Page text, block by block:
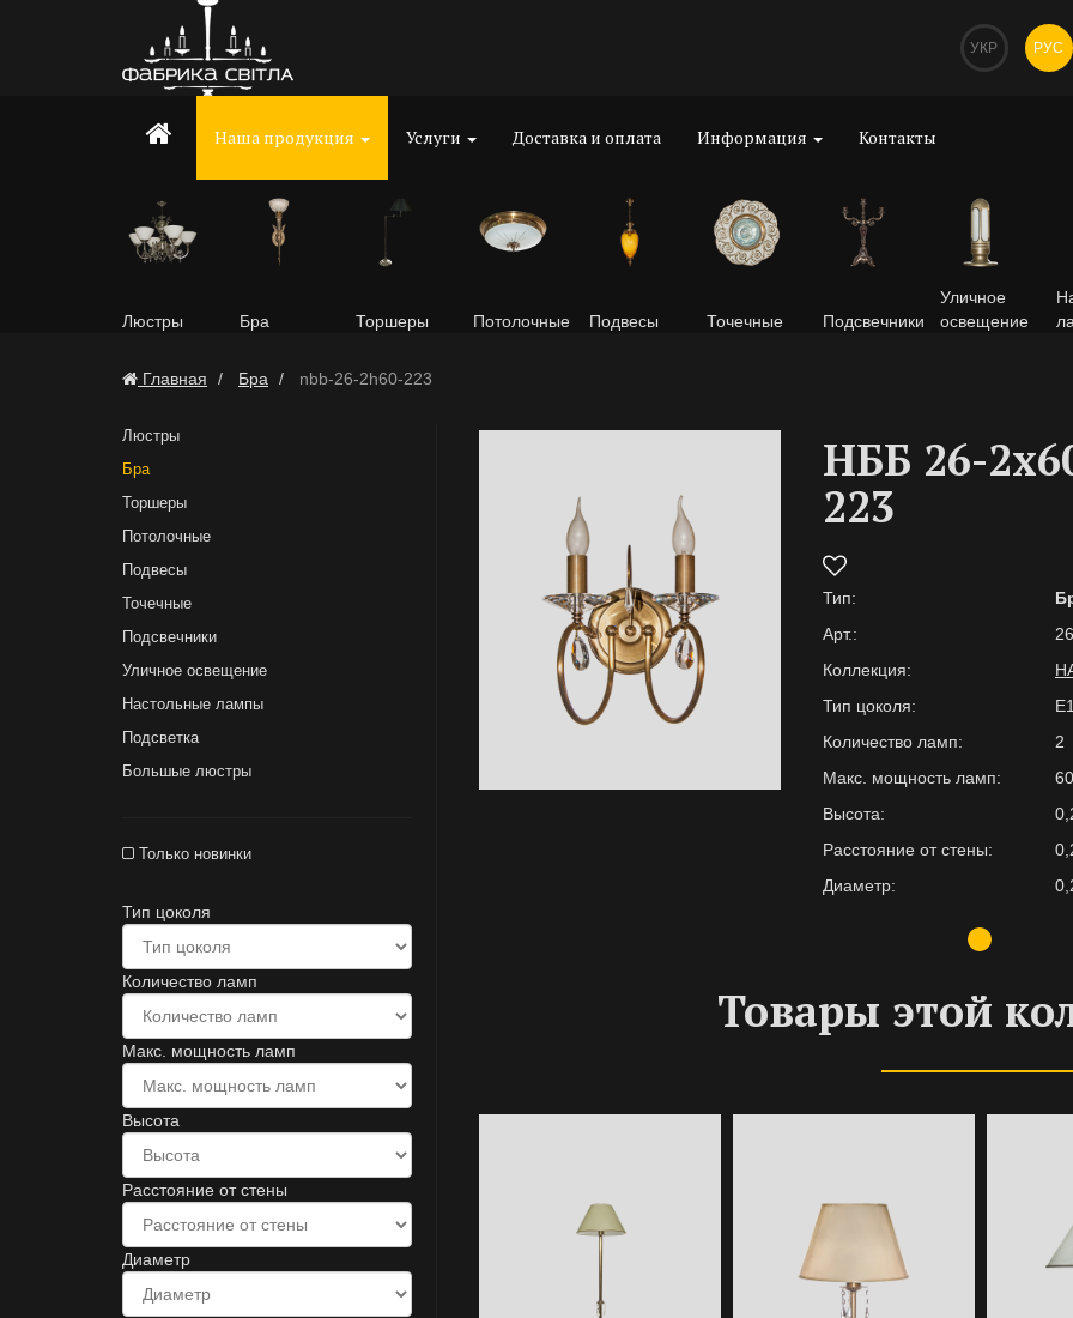
УКР РУС
Наша продукция Услуги Доставка и оплата Информация Контакты
Люстры Бра Торшеры Потолочные Подвесы Точечные Подсвечники
Уличное
освещение
Главная Бра nbb-26-2h60-223
Люстры
Бра
Торшеры
Потолочные
Подвесы
Точечные
Подсвечники
Уличное освещение
Настольные лампы
Подсветка
Большые люстры
Только новинки
Тип цоколя
Количество ламп
Макс. мощность ламп
Высота
Расстояние от стены
Диаметр
НББ 26-
223
Тип:
Арт.:
Коллекция:
Тип цоколя:
Количество ламп:
2
Макс. мощность ламп:
60
Высота:
Расстояние от стены:
Диаметр:
Товары этой